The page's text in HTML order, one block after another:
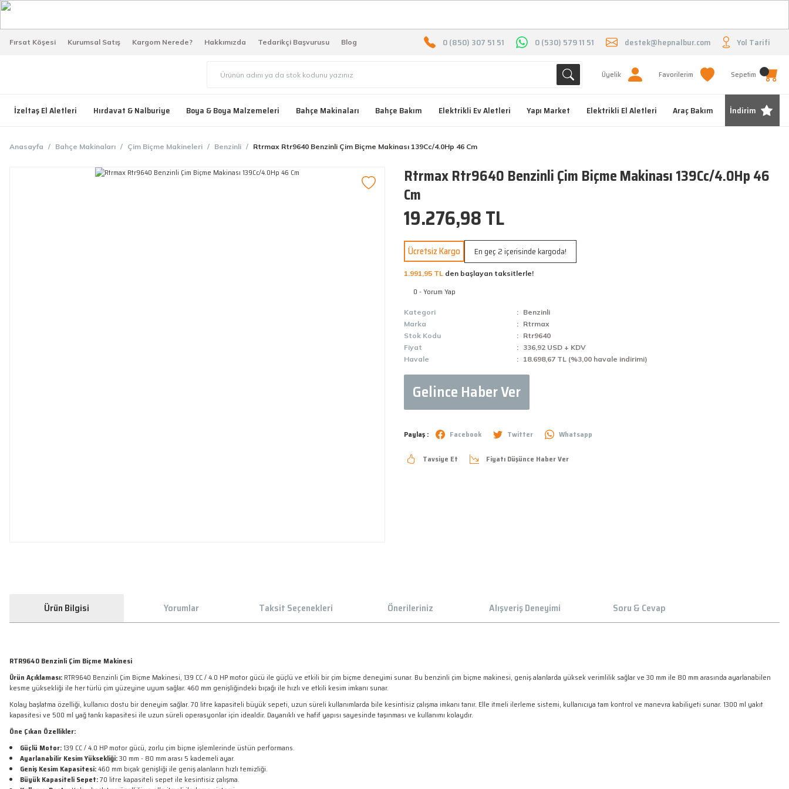
Fırsat Köşesi Kurumsal Satış Kargom Nerede? Hakkımızda Tedarikçi Başvurusu Blog 0 (850) 307 51 51 0 (530) 579 11 51 destek@hepnalbur.com Yol Tarifi
Üyelik Favorilerim Sepetim
İzeltaş El Aletleri Hırdavat & Nalburiye Boya & Boya Malzemeleri Bahçe Makinaları Bahçe Bakım Elektrikli Ev Aletleri Yapı Market Elektrikli El Aletleri Araç Bakım İndirim
Anasayfa Bahçe Makinaları Çim Biçme Makineleri Benzinli Rtrmax Rtr9640 Benzinli Çim Biçme Makinası 139Cc/4.0Hp 46 Cm
Rtrmax Rtr9640 Benzinli Çim Biçme Makinası 139Cc/4.0Hp 46
Cm
19.276,98 TL
Ücretsiz Kargo En geç 2 içerisinde kargoda!
1.991,95 TL den başlayan taksitlerle!
0 - Yorum Yap
Kategori
Benzinli
Marka
Rtrmax
Stok Kodu
Rtr9640
Fiyat
336,92 USD + KDV
Havale
18.698,67 TL (%3,00 havale indirimi)
Gelince Haber Ver
Paylaş : Facebook Twitter Whatsapp
Tavsiye Et Fiyatı Düşünce Haber Ver
Ürün Bilgisi Yorumlar Taksit Seçenekleri Önerileriniz Alışveriş Deneyimi Soru & Cevap
RTR9640 Benzinli Çim Biçme Makinesi
Ürün Açıklaması: RTR9640 Benzinli Çim Biçme Makinesi, 139 CC / 4.0 HP motor gücü ile güçlü ve etkili bir çim biçme deneyimi sunar. Bu benzinli çim biçme makinesi, geniş alanlarda yüksek verimlilik sağlar ve 30 mm ile 80 mm arasında ayarlanabilen
kesme yüksekliği ile her türlü çim yüzeyine uyum sağlar. 460 mm genişliğindeki bıçağı ile hızlı ve etkili kesim imkanı sunar.
Kolay başlatma özelliği, kullanıcı dostu bir deneyim sağlar. 70 litre kapasiteli büyük sepeti, uzun süreli kullanımlarda bile kesintisiz çalışma imkanı tanır. Elle itmeli ilerleme sistemi, kullanıcıya tam kontrol ve manevra kabiliyeti sunar. 1300 ml yakıt
kapasitesi ve 500 ml yağ tankı kapasitesi ile uzun süreli operasyonlar için idealdir. Dayanıklı ve hafif yapısı sayesinde taşınması ve kullanımı kolaydır.
Öne Çıkan Özellikler:
Güçlü Motor:139 CC / 4.0 HP motor gücü, zorlu çim biçme işlemlerinde üstün performans.
Ayarlanabilir Kesim Yüksekliği:30 mm - 80 mm arası 5 kademeli ayar.
Geniş Kesim Kapasitesi:460 mm bıçak genişliği ile geniş alanların hızlı temizliği.
Büyük Kapasiteli Sepet:70 litre kapasiteli sepet ile kesintisiz çalışma.